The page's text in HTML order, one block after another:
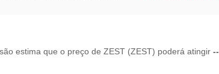
estima que o preço de ZEST (ZEST) poderá atingir --